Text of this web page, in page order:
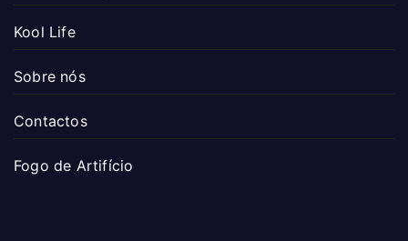
Kool Life
Sobre nós
Contactos
Fogo de Artifício